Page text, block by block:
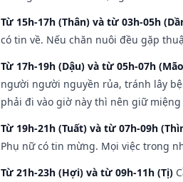
Từ 15h-17h (Thân) và từ 03h-05h
có tin về. Nếu chăn nuôi đều gặp
Từ 17h-19h (Dậu) và từ 05h-07h
người người nguyền rủa, tránh lây
phải đi vào giờ này thì nên giữ
Từ 19h-21h (Tuất) và từ 07h-09h
Phụ nữ có tin mừng. Mọi việc trong
Từ 21h-23h (Hợi) và từ 09h-11h (Tị)